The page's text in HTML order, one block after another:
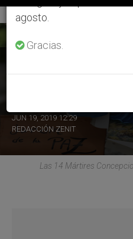
ÚLTIMAS NOTICIAS
Franciscanas
JUN 19, 2019 12:29
REDACCIÓN ZENIT
Las 14 Mártires
agosto.
Gracias.